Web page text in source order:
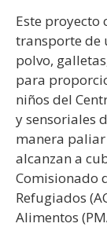
Este proyecto
transporte de
polvo,
para
niños del
y sensoriales
manera
alcanzan a
Comisionado
Refugiados
Alimentos